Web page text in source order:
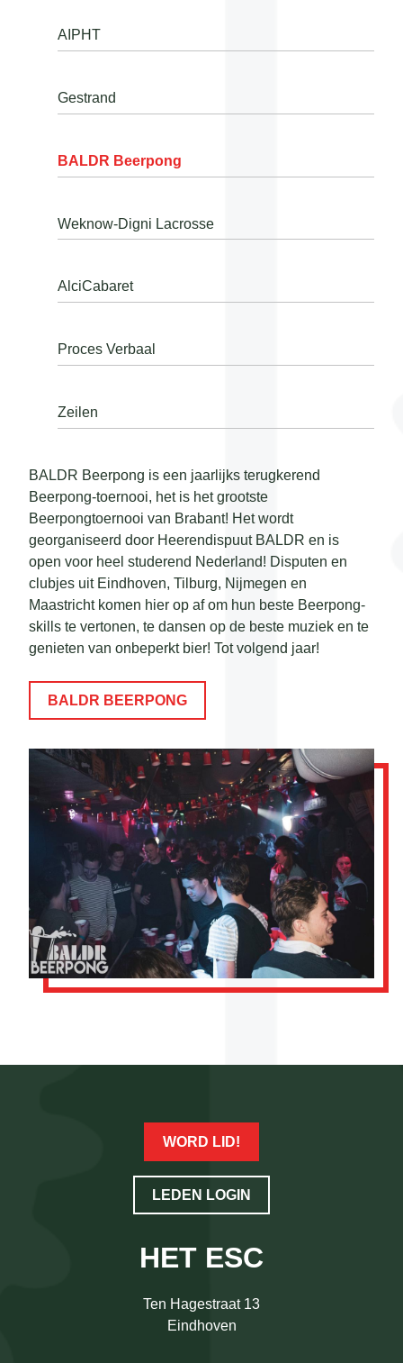
AIPHT
Gestrand
BALDR Beerpong
Weknow-Digni Lacrosse
AlciCabaret
Proces Verbaal
Zeilen
BALDR Beerpong is een jaarlijks terugkerend
Beerpong-toernooi, het is het grootste
Beerpongtoernooi van Brabant! Het wordt
georganiseerd door Heerendispuut BALDR en is
open voor heel studerend Nederland! Disputen en
clubjes uit Eindhoven, Tilburg, Nijmegen en
Maastricht komen hier op af om hun beste Beerpong-
skills te vertonen, te dansen op de beste muziek en te
genieten van onbeperkt bier! Tot volgend jaar!
BALDR BEERPONG
HET ESC
Ten Hagestraat 13
Eindhoven
WORD LID!
LEDEN LOGIN